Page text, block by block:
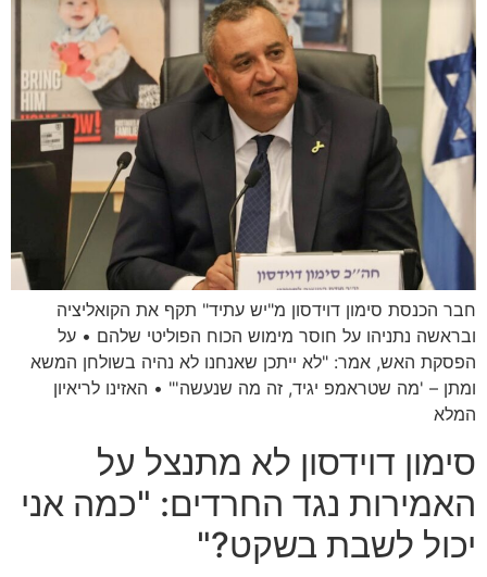
חבר הכנסת סימון דוידסון מ"יש עתיד" תקף את הקואליציה
ובראשה נתניהו על חוסר מימוש הכוח הפוליטי שלהם • על
הפסקת האש, אמר: "לא ייתכן שאנחנו לא נהיה בשולחן המשא
ומתן – 'מה שטראמפ יגיד, זה מה שנעשה'" • האזינו לריאיון
המלא
סימון דוידסון לא מתנצל על
האמירות נגד החרדים: "כמה אני
יכול לשבת בשקט?"